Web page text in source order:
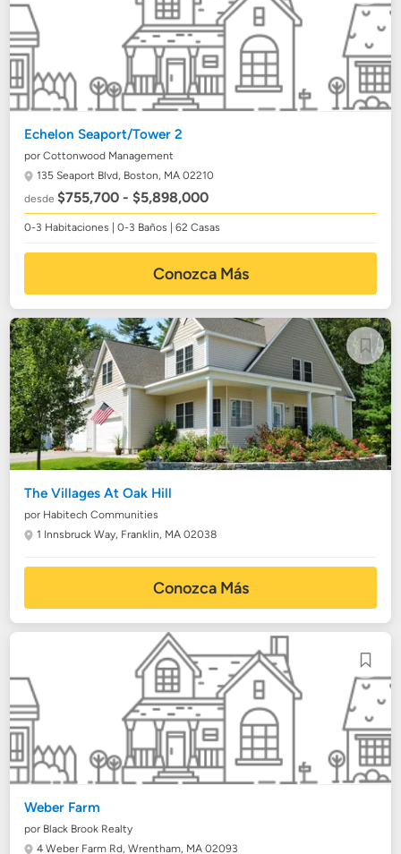
Echelon Seaport/Tower 2
por Cottonwood Management
135 Seaport Blvd, Boston, MA 02210
desde$755,700 - $5,898,000
0-3 Habitaciones | 0-3 Baños | 62 Casas
Conozca Más
The Villages At Oak Hill
por Habitech Communities
1 Innsbruck Way, Franklin, MA 02038
Conozca Más
Weber Farm
por Black Brook Realty
4 Weber Farm Rd,Wrentham, MA 02093